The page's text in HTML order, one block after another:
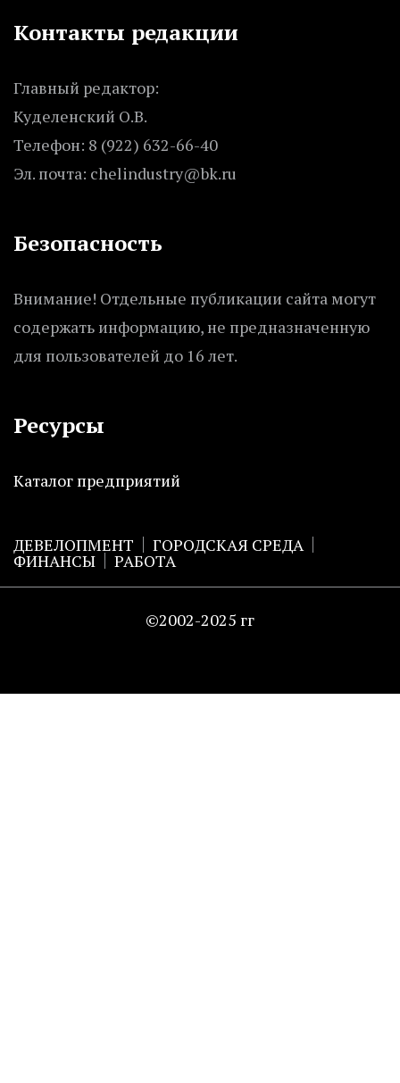
Контакты редакции
Главный редактор:
Куделенский О.В.
Телефон: 8 (922) 632-66-40
Эл. почта: chelindustry@bk.ru
Безопасность
Внимание! Отдельные публикации сайта могут
содержать информацию, не предназначенную
для пользователей до 16 лет.
Ресурсы
Каталог предприятий
ДЕВЕЛОПМЕНТ ГОРОДСКАЯ СРЕДА
ФИНАНСЫ РАБОТА
©2002-2025 гг